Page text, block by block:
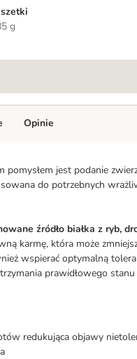
g
jest podanie
do potrzebnych
źródło białka z ryb,
wspierać optymalną
prawidłowego
redukująca objawy
Opinie